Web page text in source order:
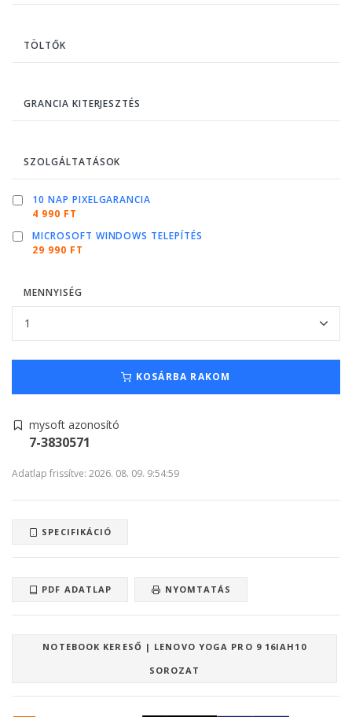
TÖLTŐK
GRANCIA KITERJESZTÉS
SZOLGÁLTATÁSOK
10 NAP PIXELGARANCIA
4 990 FT
MICROSOFT WINDOWS TELEPÍTÉS
29 990 FT
MENNYISÉG
KOSÁRBA RAKOM
mysoft azonosító
7-3830571
Adatlap frissítve: 2026. 08. 09. 9:54:59
SPECIFIKÁCIÓ
PDF ADATLAP NYOMTATÁS
NOTEBOOK KERESŐ | LENOVO YOGA PRO 9 16IAH10
SOROZAT